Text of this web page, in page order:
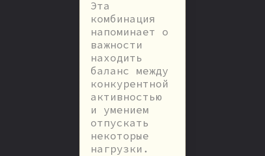
Эта
комбинация
напоминает о
важности
находить
баланс между
конкурентной
активностью
и умением
отпускать
некоторые
нагрузки.